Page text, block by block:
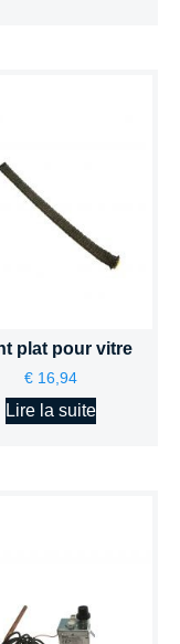
plat pour vitre
€ 16,94
Lire la suite